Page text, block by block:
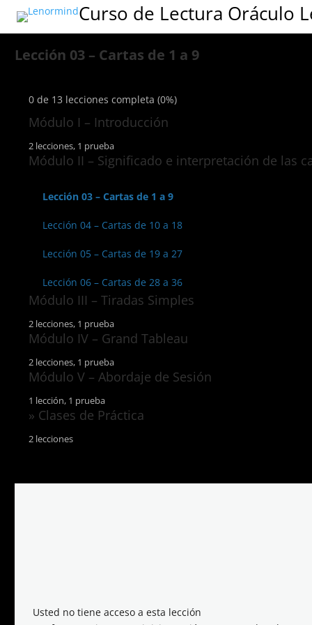
Curso de Lectura Oráculo
Lección 03 – Cartas de 1 a 9
0 de 13 lecciones completa (0%)
Módulo I – Introducción
Lección 01 – Introducción
2 lecciones, 1 prueba
Módulo II – Significado e interpretación de las
Lección 03 – Cartas de 1 a 9
Lección 04 – Cartas de 10 a 18
Lección 05 – Cartas de 19 a 27
Lección 06 – Cartas de 28 a 36
Módulo III – Tiradas Simples
Lección 07 – Tiradas simples: Parte I (Tirada de 3 y tirada
Lección 08 – Tiradas simples: Parte II (Cuadrado de 9 y
2 lecciones, 1 prueba
Módulo IV – Grand Tableau
Lección 09 – Grand Tableau: Parte I
Lección 10 – Grand Tableau: Parte II
2 lecciones, 1 prueba
Módulo V – Abordaje de Sesión
Lección 11 – Abordaje de sesión
1 lección, 1 prueba
» Clases de Práctica
2 lecciones
Usted no tiene acceso a esta lección